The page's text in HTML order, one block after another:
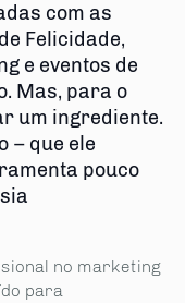
com as
Felicidade,
e eventos de
Mas, para o
um ingrediente.
– que ele
pouco
no marketing
para